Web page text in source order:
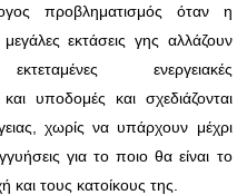
προβληματισμός όταν η
εκτάσεις γης αλλάζουν
ενεργειακές
υποδομές και σχεδιάζονται
χωρίς να υπάρχουν μέχρι
για το ποιο θα είναι το
και τους κατοίκους της.